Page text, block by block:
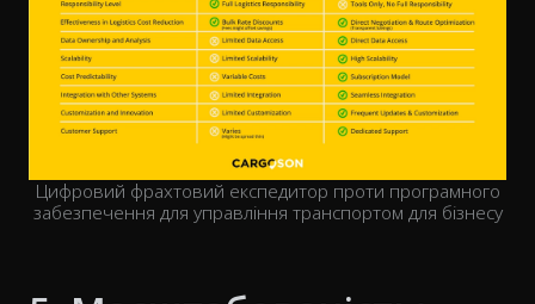
Цифровий фрахтовий експедитор проти програмного
забезпечення для управління транспортом для бізнесу